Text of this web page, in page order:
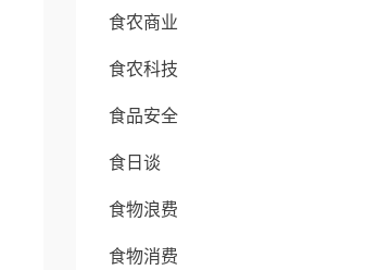
食农商业
食农科技
食品安全
食日谈
食物浪费
食物消费